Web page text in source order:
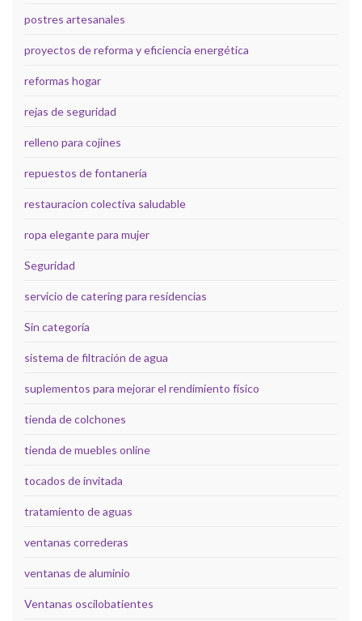
postres artesanales
proyectos de reforma y eficiencia energética
reformas hogar
rejas de seguridad
relleno para cojines
repuestos de fontanería
restauracion colectiva saludable
ropa elegante para mujer
Seguridad
servicio de catering para residencias
Sin categoría
sistema de filtración de agua
suplementos para mejorar el rendimiento físico
tienda de colchones
tienda de muebles online
tocados de invitada
tratamiento de aguas
ventanas correderas
ventanas de aluminio
Ventanas oscilobatientes